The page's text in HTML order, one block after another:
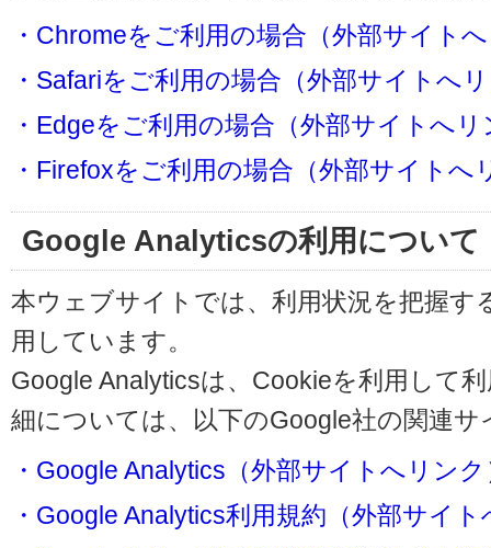
・Chromeをご利用の場合（外部サイト
・Safariをご利用の場合（外部サイトへ
・Edgeをご利用の場合（外部サイトへリ
・Firefoxをご利用の場合（外部サイトへ
Google Analyticsの利用について
本ウェブサイトでは、利用状況を把握す
用しています。
Google Analyticsは、Cookieを利用して
細については、以下のGoogle社の関連
・Google Analytics（外部サイトへリンク
・Google Analytics利用規約（外部サイ